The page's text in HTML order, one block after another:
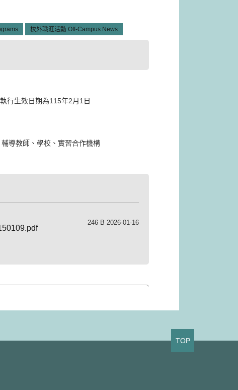
校外職涯活動 Off-Campus News
行生效日期為115年2月1日
導教師、學校、實習合作機構
246 B 2026-01-16
TOP